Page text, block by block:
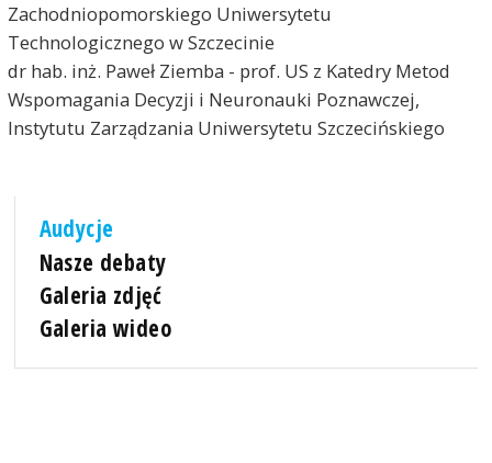
Zachodniopomorskiego Uniwersytetu
Technologicznego w Szczecinie
dr hab. inż. Paweł Ziemba - prof. US z Katedry Metod
Wspomagania Decyzji i Neuronauki Poznawczej,
Instytutu Zarządzania Uniwersytetu Szczecińskiego
Audycje
Nasze debaty
Galeria zdjęć
Galeria wideo